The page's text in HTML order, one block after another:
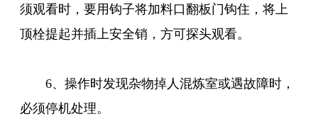
须观看时，要用钩子将加料口翻板门钩住，将上
顶栓提起并插上安全销，方可探头观看。
6、操作时发现杂物掉人混炼室或遇故障时，
必须停机处理。